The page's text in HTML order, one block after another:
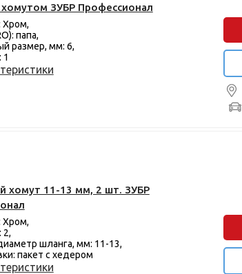
хомутом ЗУБР Профессионал
Хром,
папа,
размер, мм: 6,
1
хомут 11-13 мм, 2 шт. ЗУБР
Хром,
2,
шланга, мм: 11-13,
пакет с хедером